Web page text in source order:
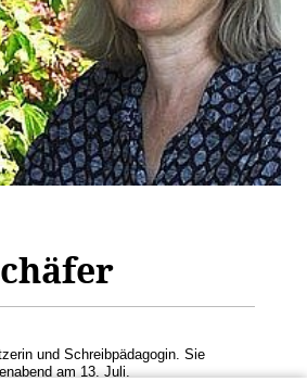
und Schreibpädagogin. Sie
am 13. Juli.